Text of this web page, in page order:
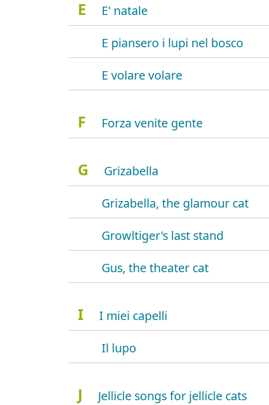
E
E' natale
E piansero i lupi nel bosco
E volare volare
F Forza venite gente
G
Grizabella
Grizabella, the glamour cat
Growltiger's last stand
Gus, the theater cat
I
I miei capelli
Il lupo
J Jellicle songs for jellicle cats